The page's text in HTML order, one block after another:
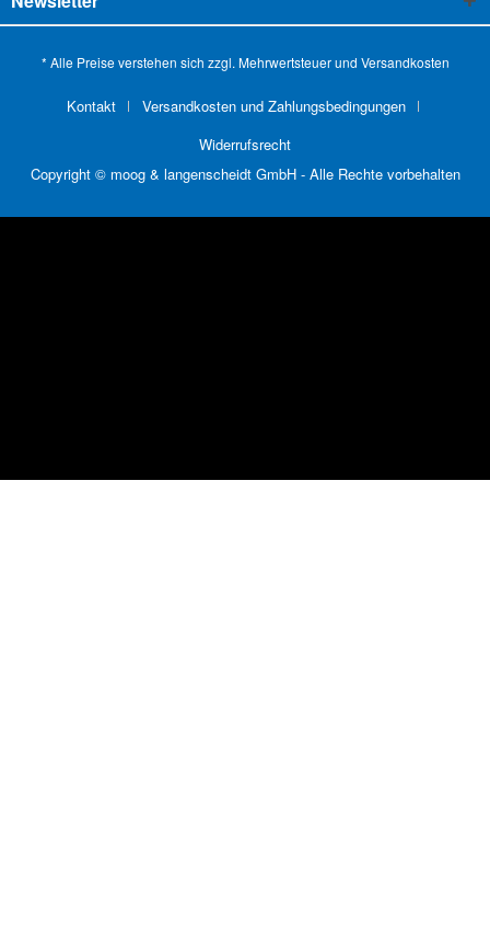
* Alle Preise verstehen sich zzgl. Mehrwertsteuer und Versandkosten
Kontakt
Versandkosten und Zahlungsbedingungen
Widerrufsrecht
Copyright © moog & langenscheidt GmbH - Alle Rechte vorbehalten